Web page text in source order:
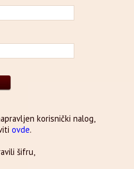
korisnički nalog,
ovde.
šifru,